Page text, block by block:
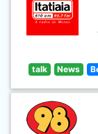
talk News